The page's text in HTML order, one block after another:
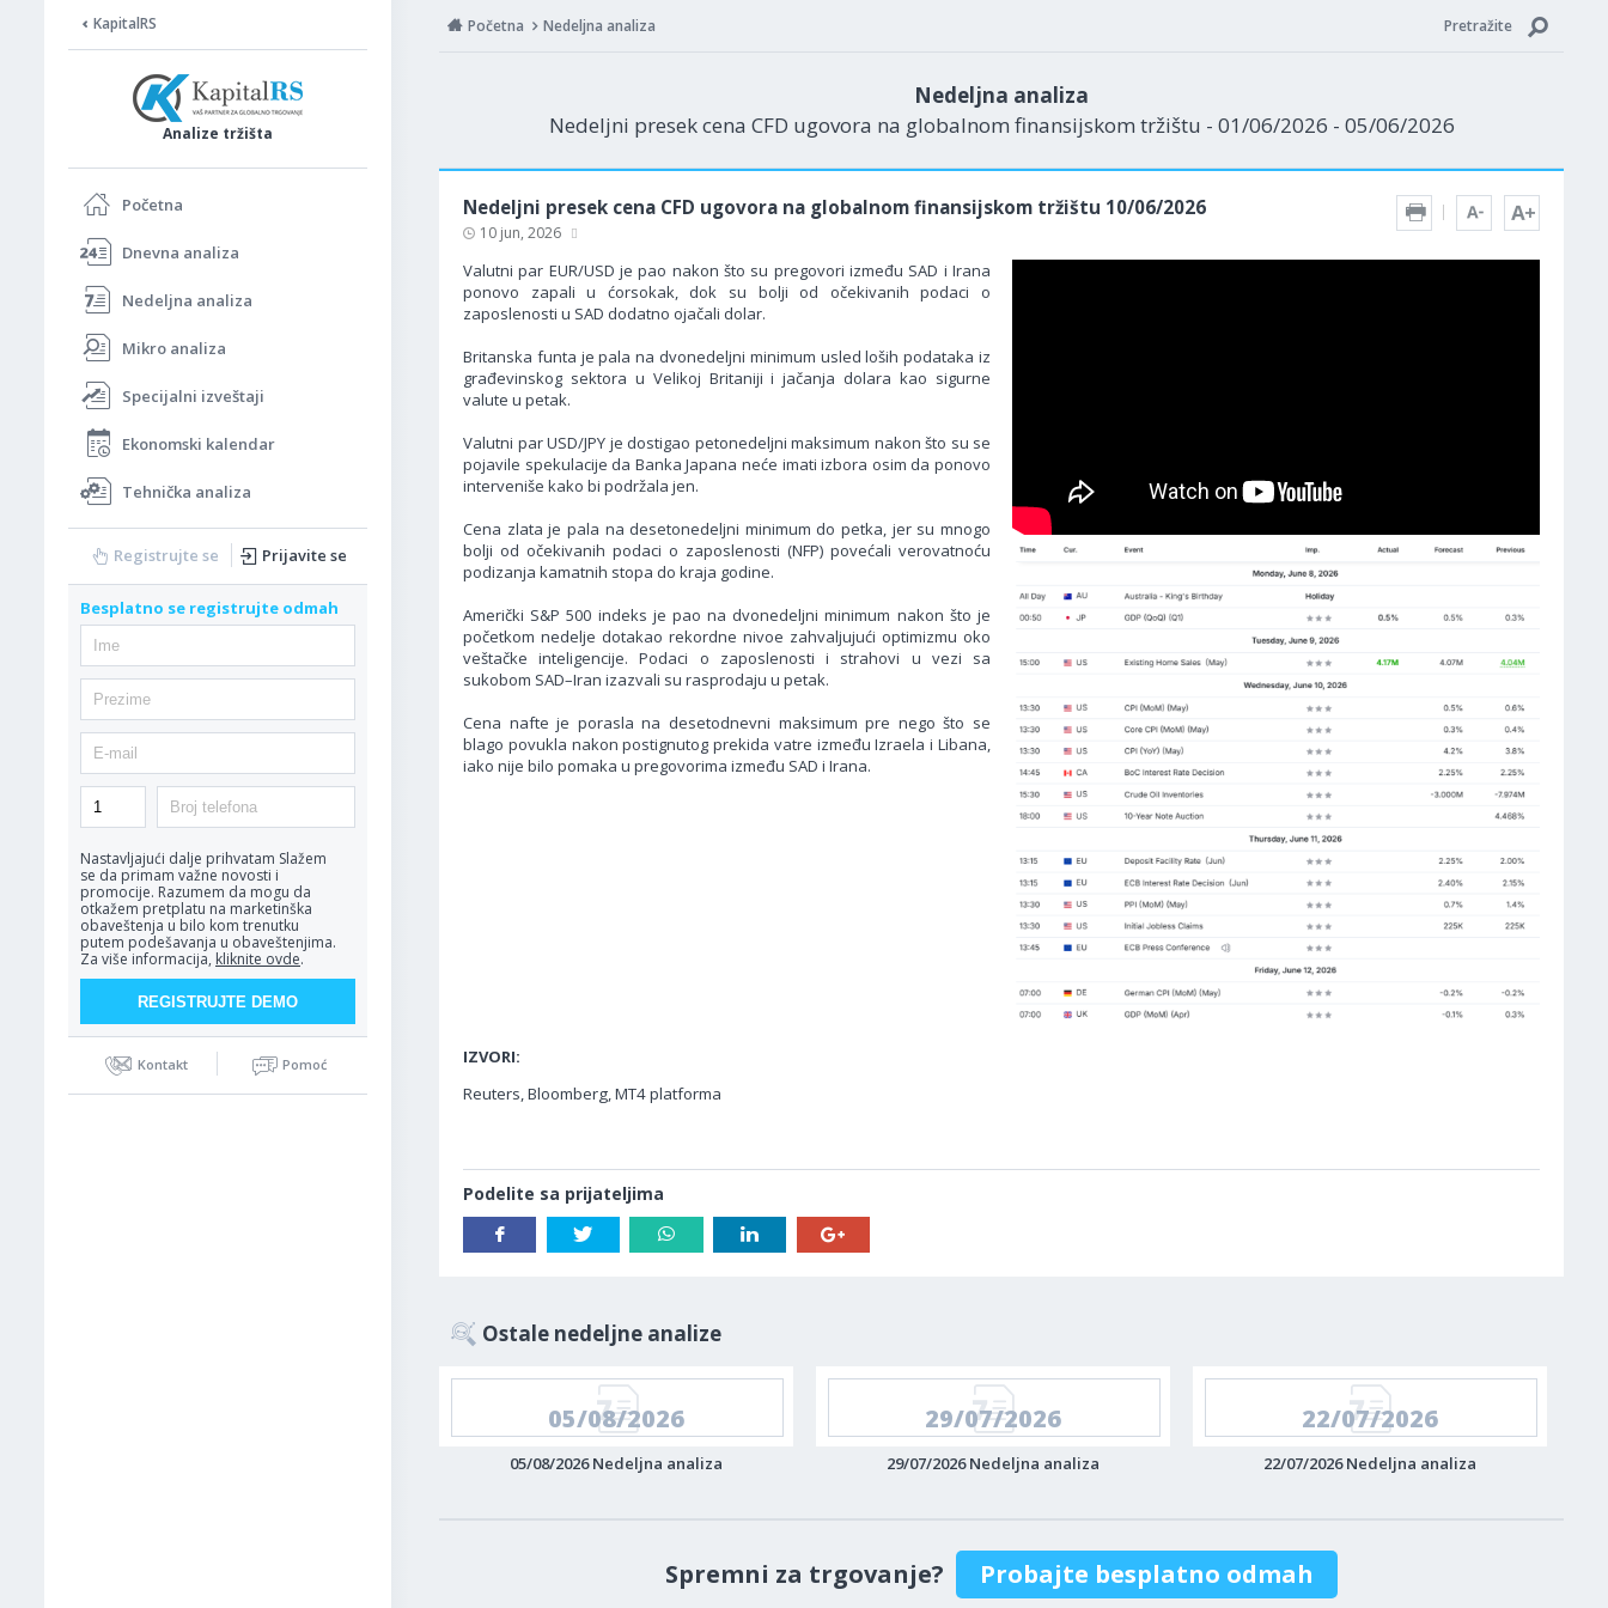
KapitalRS
Analize tržišta
Početna
Dnevna analiza
Nedeljna analiza
Mikro analiza
Specijalni izveštaji
Ekonomski kalendar
Tehnička analiza
Registrujte se Prijavite se
Besplatno se registrujte odmah
Nastavljajući dalje prihvatam Slažem
se da primam važne novosti i
promocije. Razumem da mogu da
otkažem pretplatu na marketinška
obaveštenja u bilo kom trenutku
putem podešavanja u obaveštenjima.
Za više informacija, kliknite ovde.
Kontakt Pomoć
Početna Nedeljna analiza Pretražite
Nedeljna analiza
Nedeljni presek cena CFD ugovora na globalnom finansijskom tržištu - 01/06/2026 - 05/06/2026
Nedeljni presek cena CFD ugovora na globalnom finansijskom tržištu 10/06/2026
10 jun, 2026
Valutni par EUR/USD je pao nakon što su pregovori između SAD i Irana
ponovo zapali u ćorsokak, dok su bolji od očekivanih podaci o
zaposlenosti u SAD dodatno ojačali dolar.
Britanska funta je pala na dvonedeljni minimum usled loših podataka iz
građevinskog sektora u Velikoj Britaniji i jačanja dolara kao sigurne
valute u petak.
Valutni par USD/JPY je dostigao petonedeljni maksimum nakon što su se
pojavile spekulacije da Banka Japana neće imati izbora osim da ponovo
interveniše kako bi podržala jen.
Cena zlata je pala na desetonedeljni minimum do petka, jer su mnogo
bolji od očekivanih podaci o zaposlenosti (NFP) povećali verovatnoću
podizanja kamatnih stopa do kraja godine.
Američki S&P 500 indeks je pao na dvonedeljni minimum nakon što je
početkom nedelje dotakao rekordne nivoe zahvaljujući optimizmu oko
veštačke inteligencije. Podaci o zaposlenosti i strahovi u vezi sa
sukobom SAD–Iran izazvali su rasprodaju u petak.
Cena nafte je porasla na desetodnevni maksimum pre nego što se
blago povukla nakon postignutog prekida vatre između Izraela i Libana,
iako nije bilo pomaka u pregovorima između SAD i Irana.
IZVORI:
Reuters, Bloomberg, MT4 platforma
Podelite sa prijateljima
Ostale nedeljne analize
05/08/2026
05/08/2026 Nedeljna analiza
29/07/2026
29/07/2026 Nedeljna analiza
22/07/2026
22/07/2026 Nedeljna analiza
Spremni za trgovanje? Probajte besplatno odmah